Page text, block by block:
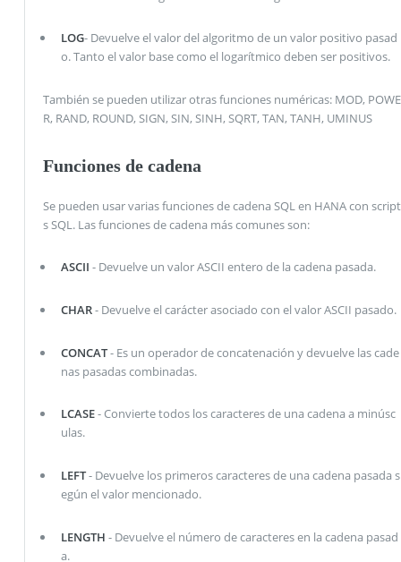
LOG- Devuelve el valor del algoritmo de un valor positivo pasad
o. Tanto el valor base como el logarítmico deben ser positivos.
También se pueden utilizar otras funciones numéricas: MOD, POWE
R, RAND, ROUND, SIGN, SIN, SINH, SQRT, TAN, TANH, UMINUS
Funciones de cadena
Se pueden usar varias funciones de cadena SQL en HANA con script
s SQL. Las funciones de cadena más comunes son:
ASCII - Devuelve un valor ASCII entero de la cadena pasada.
CHAR- Devuelve el carácter asociado con el valor ASCII pasado.
CONCAT- Es un operador de concatenación y devuelve las cade
nas pasadas combinadas.
LCASE- Convierte todos los caracteres de una cadena a minúsc
ulas.
LEFT- Devuelve los primeros caracteres de una cadena pasada s
egún el valor mencionado.
LENGTH - Devuelve el número de caracteres en la cadena pasad
a.